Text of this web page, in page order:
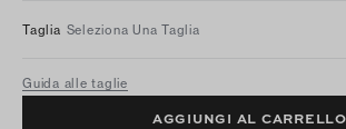
Taglia Seleziona Una Taglia
Guida alle taglie
AGGIUNGI AL CARRELLO